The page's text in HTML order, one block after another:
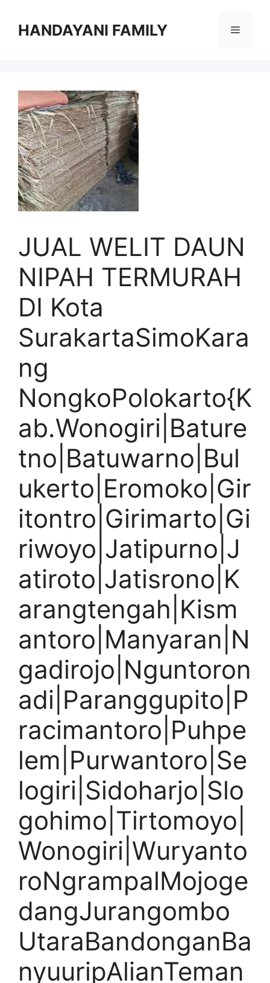
HANDAYANI FAMILY Menu
JUAL WELIT DAUN
NIPAH TERMURAH
DI Kota
SurakartaSimoKara
ng
NongkoPolokarto{K
ab.Wonogiri|Bature
tno|Batuwarno|Bul
ukerto|Eromoko|Gir
itontro|Girimarto|Gi
riwoyo|Jatipurno|J
atiroto|Jatisrono|K
arangtengah|Kism
antoro|Manyaran|N
gadirojo|Nguntoron
adi|Paranggupito|P
racimantoro|Puhpe
lem|Purwantoro|Se
logiri|Sidoharjo|Slo
gohimo|Tirtomoyo|
Wonogiri|Wuryanto
roNgrampalMojoge
dangJurangombo
UtaraBandonganBa
nyuuripAlianTeman